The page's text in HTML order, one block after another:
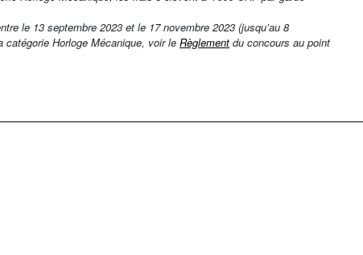
le 13 septembre 2023 et le 17 novembre 2023 (jusqu’au 8
Horloge Mécanique, voir le Règlement du concours au point